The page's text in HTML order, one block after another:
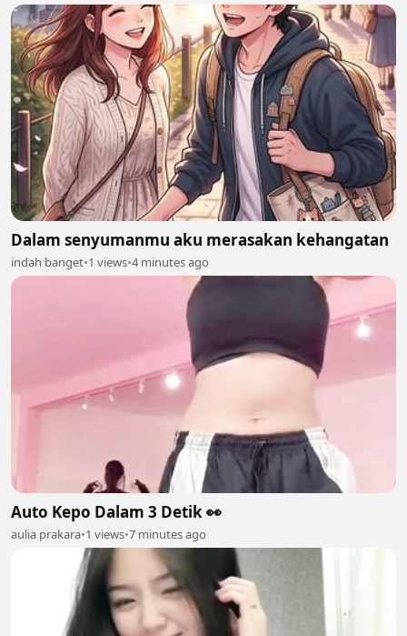
Dalam senyumanmu aku merasakan kehangatan
indah banget•1 views•4 minutes ago
Auto Kepo Dalam 3 Detik 👀
aulia prakara•1 views•7 minutes ago